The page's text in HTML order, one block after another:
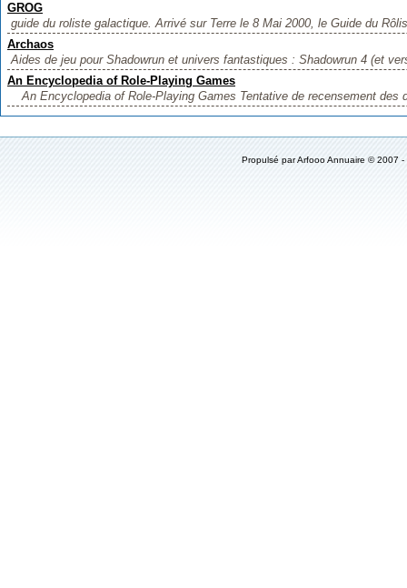
GROG
guide du roliste galactique. Arrivé sur Terre le 8 Mai 2000, le Guide du
Archaos
Aides de jeu pour Shadowrun et univers fantastiques : Shadowrun 4 (et
An Encyclopedia of Role-Playing Games
An Encyclopedia of Role-Playing Games Tentative de recensement des
Propulsé parArfooo Annuaire © 2007